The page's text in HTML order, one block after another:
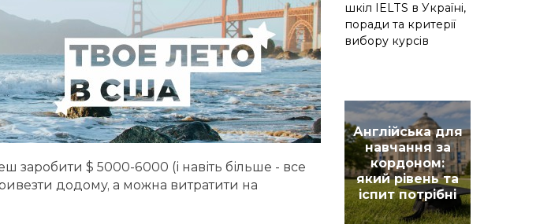
заробити $ 5000-6000 (і навіть більше - все
додому, а можна витратити на
шкіл IELTS в Україні,
поради та критерії
вибору курсів
Англійська для
навчання за
кордоном:
який рівень та
іспит потрібні